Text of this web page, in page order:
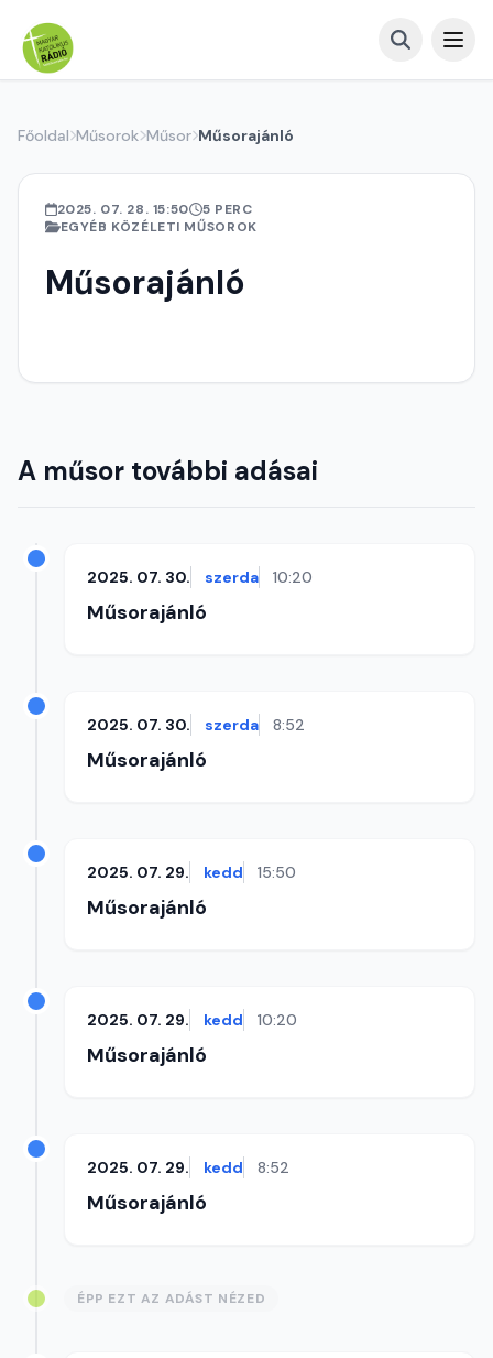
Főoldal Műsorok Műsor Műsorajánló
2025. 07. 28. 15:50
5 PERC
EGYÉB KÖZÉLETI MŰSOROK
Műsorajánló
A műsor további adásai
2025. 07. 30. szerda 10:20
Műsorajánló
2025. 07. 30. szerda 8:52
Műsorajánló
2025. 07. 29. kedd 15:50
Műsorajánló
2025. 07. 29. kedd 10:20
Műsorajánló
2025. 07. 29. kedd 8:52
Műsorajánló
ÉPP EZT AZ ADÁST NÉZED